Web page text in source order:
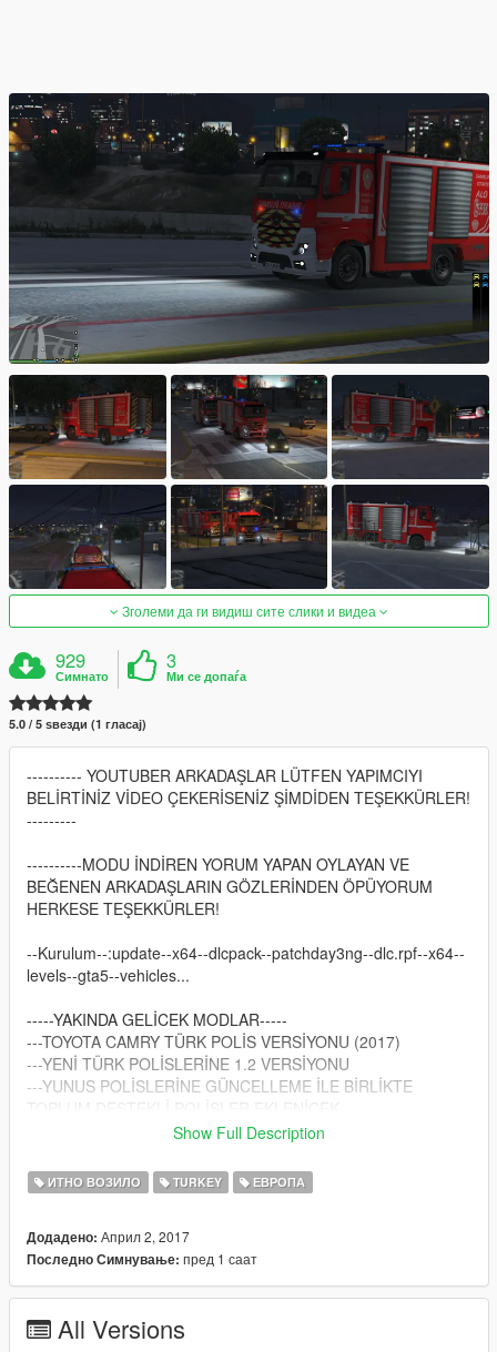
Зголеми да ги видиш сите слики и видеа
929
Симнато
3
Ми се допаѓа
5.0 / 5 ѕвезди (1 гласај)
---------- YOUTUBER ARKADAŞLAR LÜTFEN YAPIMCIYI
BELİRTİNİZ VİDEO ÇEKERİSENİZ ŞİMDİDEN TEŞEKKÜRLER!
---------
----------MODU İNDİREN YORUM YAPAN OYLAYAN VE
BEĞENEN ARKADAŞLARIN GÖZLERİNDEN ÖPÜYORUM
HERKESE TEŞEKKÜRLER!
--Kurulum--:update--x64--dlcpack--patchday3ng--dlc.rpf--x64--
levels--gta5--vehicles...
-----YAKINDA GELİCEK MODLAR-----
---TOYOTA CAMRY TÜRK POLİS VERSİYONU (2017)
---YENİ TÜRK POLİSLERİNE 1.2 VERSİYONU
---YUNUS POLİSLERİNE GÜNCELLEME İLE BİRLİKTE
--------------------------------------------------------------------------------
*İYİ OYUNLAR
ORJİNAL:https://tr.gta5-mods.com/vehicles/brandweer-
Show Full Description
ИТНО ВОЗИЛО TURKEY ЕВРОПА
Додадено: Април 2, 2017
Последно Симнување: пред 1 саат
All Versions